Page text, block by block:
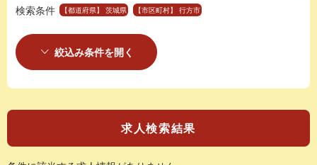
検索条件 【都道府県】 茨城県 【市区町村】 行方市
絞込み条件を開く
求人検索結果